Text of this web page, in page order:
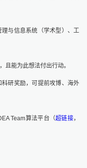
与信息系统（学术型）、工
且能为此想法付出行动。
研奖励，可提前攻博、海外
Team算法平台（超链接，